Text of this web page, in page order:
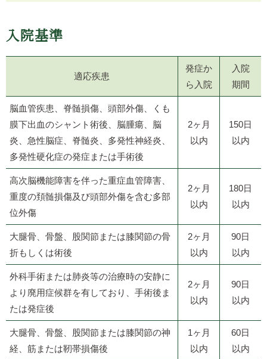
入院基準
適応疾患
発症か
ら入院
入院
期間
脳血管疾患、脊髄損傷、頭部外傷、くも
膜下出血のシャント術後、脳腫瘍、脳
炎、急性脳症、脊髄炎、多発性神経炎、
多発性硬化症の発症または手術後
2ヶ月
以内
150日
以内
高次脳機能障害を伴った重症血管障害、
重度の頚髄損傷及び頭部外傷を含む多部
位外傷
2ヶ月
以内
180日
以内
大腿骨、骨盤、股関節または膝関節の骨
折もしくは術後
2ヶ月
以内
90日
以内
外科手術または肺炎等の治療時の安静に
より廃用症候群を有しており、手術後ま
たは発症後
2ヶ月
以内
90日
以内
大腿骨、骨盤、股関節または膝関節の神
経、筋または靭帯損傷後
1ヶ月
以内
60日
以内